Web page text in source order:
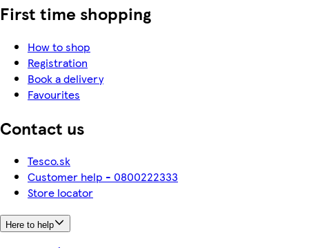
First time shopping
How to shop
Registration
Book a delivery
Favourites
Contact us
Tesco.sk
Customer help - 0800222333
Store locator
Here to help